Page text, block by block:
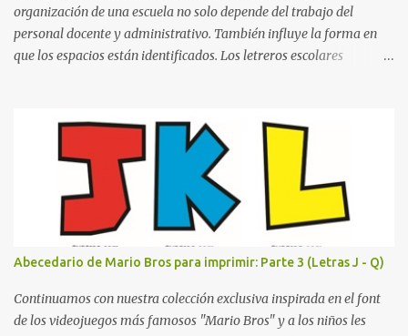
in...
organización de una escuela no solo depende del trabajo del
personal docente y administrativo. También influye la forma en
que los espacios están identificados. Los letreros escolares
decorativo que hace que la institución luzca más ordenada,
moderna y acogedora. Pensando en esta necesidad, he diseñado
una colección de letreros útiles para la escuela con un estilo
elegante, fácil de leer y listo para imprimir en alta calidad. Su
diseño busca combinar funcionalidad y estética, logrando que
cualquier institución educativa proyecte una imagen más
organizada y profesional. ¿Por qué son importantes los letreros
escolares? En una escuela conviven diariamente cientos de
personas. Para quienes visitan la institución por primera vez,
encontrar la biblioteca, la dirección o un aula específica puede
Abecedario de Mario Bros para imprimir: Parte 3 (Letras J - Q)
Continuamos con nuestra colección exclusiva inspirada en el font
de los videojuegos más famosos "Mario Bros" y a los niños les